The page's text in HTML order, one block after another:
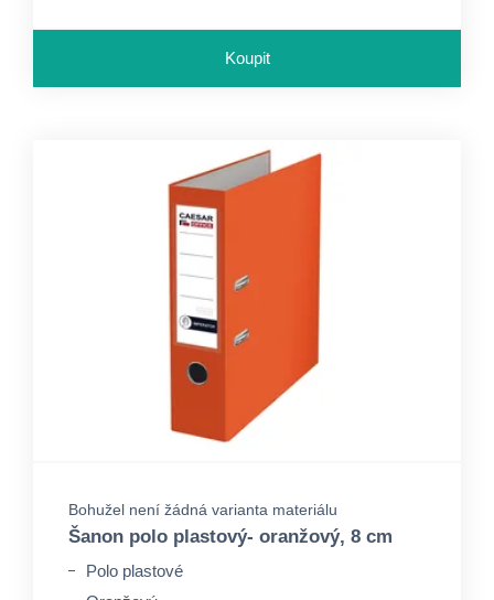
Koupit
Bohužel není žádná varianta materiálu
Šanon polo plastový- oranžový, 8 cm
Polo plastové